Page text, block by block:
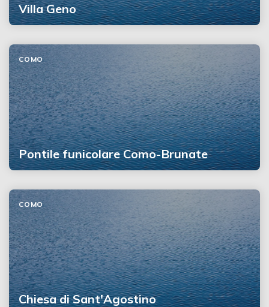
Villa Geno
Pontile funicolare Como-Brunate
COMO
Chiesa di Sant'Agostino
COMO